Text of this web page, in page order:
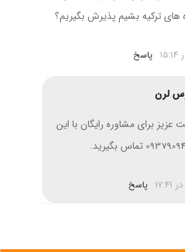
های ترکیه بشیم پذیرش بگیریم؟
پاسخ
لرن
برای مشاوره رایگان با این
تماس بگیرید.
پاسخ